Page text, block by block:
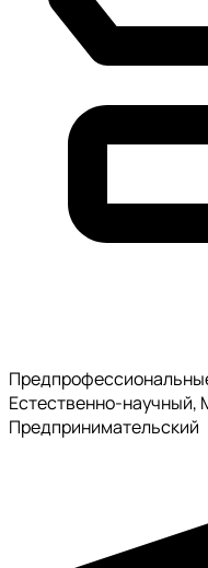
Естественно-научный,
Предпринимательский